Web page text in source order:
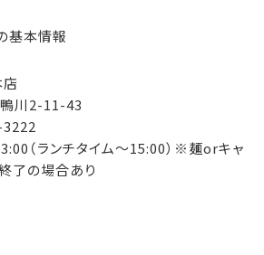
基本情報
川2-11-43
3222
（ランチタイム～15:00）※麺orキャ
了の場合あり